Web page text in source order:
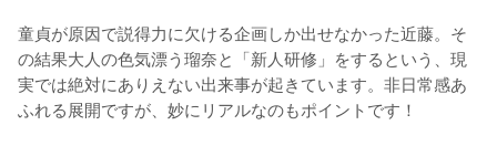
童貞が原因で説得力に欠ける企画しか出せなかった近藤。そ
の結果大人の色気漂う瑠奈と「新人研修」をするという、現
実では絶対にありえない出来事が起きています。非日常感あ
ふれる展開ですが、妙にリアルなのもポイントです！